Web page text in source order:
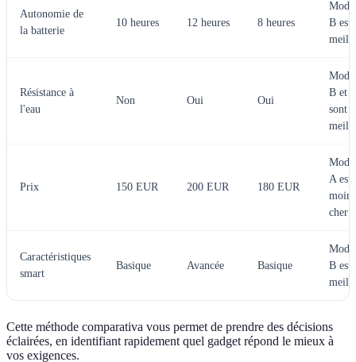
Autonomie de
la batterie
10 heures 12 heures 8 heures
B est
Résistance à
l'eau
Non Oui Oui
B et
sont
Prix 150 EUR 200 EUR 180 EUR
A est
moins
cher
Caractéristiques
smart
Basique Avancée Basique
B est
Cette méthode comparativa vous permet de prendre des décisions
éclairées, en identifiant rapidement quel gadget répond le mieux à
vos exigences.